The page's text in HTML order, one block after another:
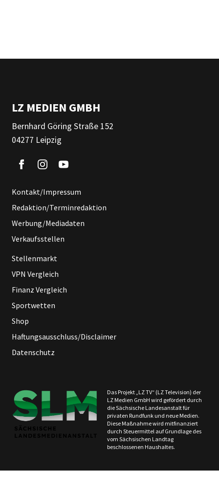
LZ MEDIEN GMBH
Bernhard Göring Straße 152
04277 Leipzig
Kontakt/Impressum
Redaktion/Terminredaktion
Werbung/Mediadaten
Verkaufsstellen
Stellenmarkt
VPN Vergleich
Finanz Vergleich
Sportwetten
Shop
Haftungsausschluss/Disclaimer
Datenschutz
Das Projekt „LZ TV“ (LZ Television) der
LZ Medien GmbH wird gefördert durch
die Sächsische Landesanstalt für
privaten Rundfunk und neue Medien.
Diese Maßnahme wird mitfinanziert
durch Steuermittel auf Grundlage des
vom Sächsischen Landtag
beschlossenen Haushaltes.